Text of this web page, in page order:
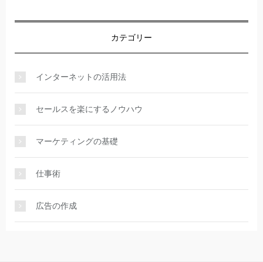
カテゴリー
インターネットの活用法
セールスを楽にするノウハウ
マーケティングの基礎
仕事術
広告の作成